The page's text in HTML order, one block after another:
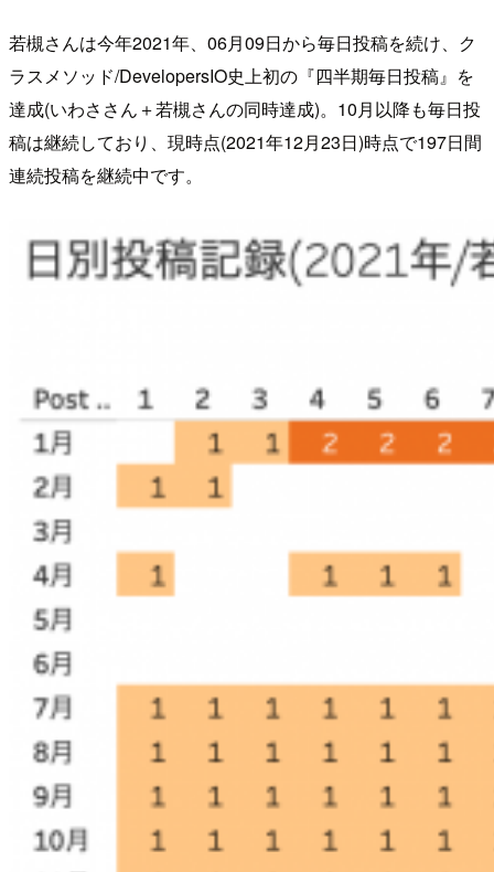
若槻さんは今年2021年、06月09日から毎日投稿を続け、ク
ラスメソッド/DevelopersIO史上初の『四半期毎日投稿』を
達成(いわささん＋若槻さんの同時達成)。10月以降も毎日投
稿は継続しており、現時点(2021年12月23日)時点で197日間
連続投稿を継続中です。